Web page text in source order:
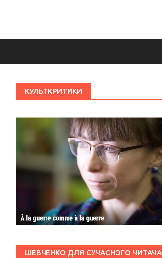
КУЛЬТКРИТИКИ
ШЕВЧЕНКО ДЛЯ СУЧАСНОГО ЧИТАЧА